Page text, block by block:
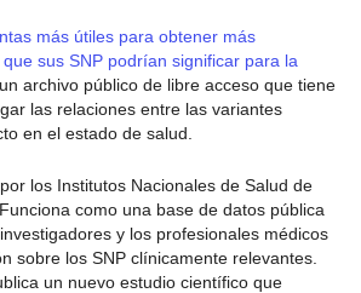
más útiles para obtener más
sus SNP podrían significar para la
archivo público de libre acceso que tiene
las relaciones entre las variantes
en el estado de salud.
los Institutos Nacionales de Salud de
como una base de datos pública
y los profesionales médicos
sobre los SNP clínicamente relevantes.
un nuevo estudio científico que